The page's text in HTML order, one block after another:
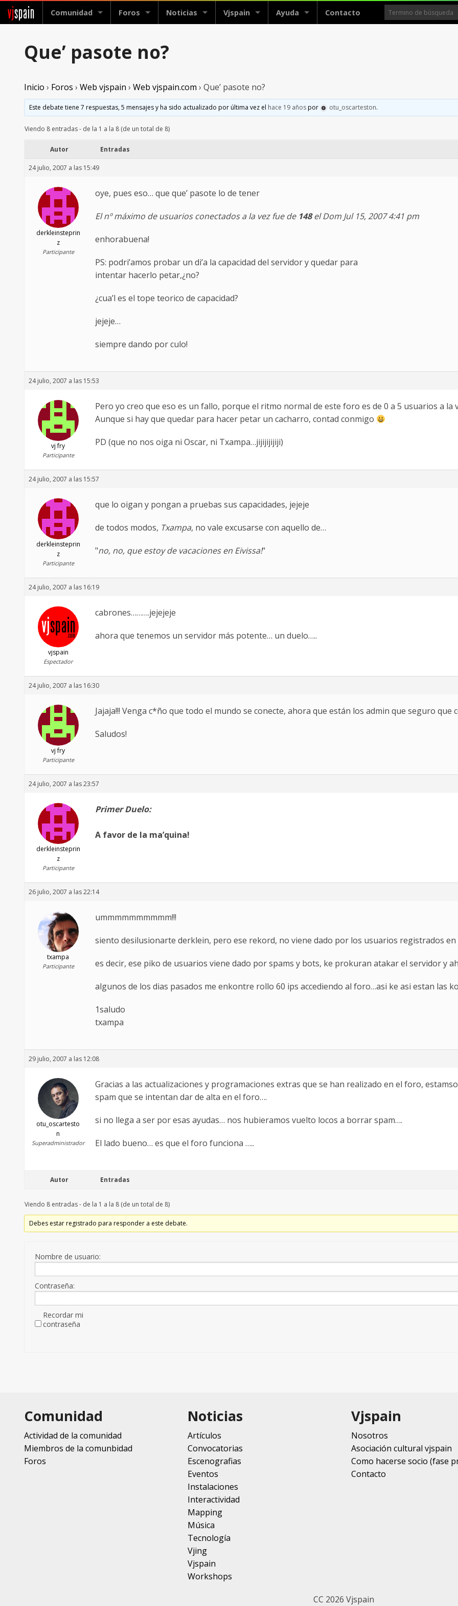
vjspain Comunidad Foros Noticias Vjspain Ayuda Contacto
Que’ pasote no?
Inicio › Foros › Web vjspain › Web vjspain.com › Que’ pasote no?
Este debate tiene 7 respuestas, 5 mensajes y ha sido actualizado por última vez el hace 19 añospor otu_oscarteston.
Viendo 8 entradas - de la 1 a la 8 (de un total de 8)
Autor Entradas
24 julio, 2007 a las 15:49
derkleinsteprin
z
Participante
oye, pues eso… que que’ pasote lo de tener
El nº máximo de usuarios conectados a la vez fue de 148el Dom Jul 15, 2007 4:41 pm
enhorabuena!
PS: podri’amos probar un di’a la capacidad del servidor y quedar para
intentar hacerlo petar,¿no?
¿cua’l es el tope teorico de capacidad?
jejeje…
siempre dando por culo!
24 julio, 2007 a las 15:53
vj fry
Participante
Pero yo creo que eso es un fallo, porque el ritmo normal de este foro es de 0 a 5 usuarios a la
Aunque si hay que quedar para hacer petar un cacharro, contad conmigo
PD (que no nos oiga ni Oscar, ni Txampa…jijijijijiji)
24 julio, 2007 a las 15:57
derkleinsteprin
z
Participante
que lo oigan y pongan a pruebas sus capacidades, jejeje
de todos modos, Txampa, no vale excusarse con aquello de…
"no, no, que estoy de vacaciones en Eivissa!"
24 julio, 2007 a las 16:19
vjspain
Espectador
cabrones……….jejejeje
ahora que tenemos un servidor más potente… un duelo…..
24 julio, 2007 a las 16:30
vj fry
Participante
Jajaja!!! Venga c*ño que todo el mundo se conecte, ahora que están los admin que seguro que
Saludos!
24 julio, 2007 a las 23:57
derkleinsteprin
z
Participante
Primer Duelo:
A favor de la ma’quina!
26 julio, 2007 a las 22:14
txampa
Participante
ummmmmmmmmm!!!
siento desilusionarte derklein, pero ese rekord, no viene dado por los usuarios registrados
es decir, ese piko de usuarios viene dado por spams y bots, ke prokuran atakar el servidor y
algunos de los dias pasados me enkontre rollo 60 ips accediendo al foro…asi ke asi estan las
1saludo
txampa
29 julio, 2007 a las 12:08
otu_oscartesto
n
Superadministrador
Gracias a las actualizaciones y programaciones extras que se han realizado en el foro,
spam que se intentan dar de alta en el foro….
si no llega a ser por esas ayudas… nos hubieramos vuelto locos a borrar spam….
El lado bueno… es que el foro funciona …..
Autor Entradas
Viendo 8 entradas - de la 1 a la 8 (de un total de 8)
Debes estar registrado para responder a este debate.
Nombre de usuario:
Contraseña:
Recordar mi
contraseña
Comunidad
Actividad de la comunidad
Miembros de la comunbidad
Foros
Noticias
Artículos
Convocatorias
Escenografias
Eventos
Instalaciones
Interactividad
Mapping
Música
Tecnología
Vjing
Vjspain
Workshops
Vjspain
Nosotros
Asociación cultural vjspain
Como hacerse socio (fase
Contacto
CC 2026 Vjspain